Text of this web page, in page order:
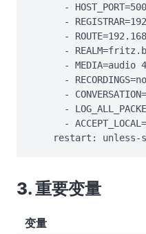
-
-
-
-
- MEDIA=audio
-
-
-
-
restart: unless-
3. 重要变量
变量